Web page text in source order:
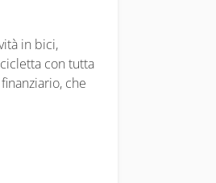
in bici,
con tutta
che